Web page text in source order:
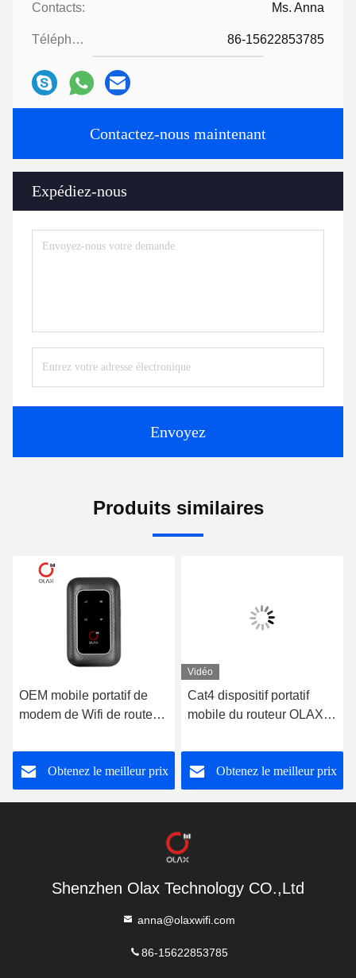
Contacts: Ms. Anna
Téléphone: 86-15622853785
Contactez-nous maintenant
Expédiez-nous
Envoyez
Produits similaires
OEM mobile portatif de
modem de Wifi de routeur
WD680 4g Lte
Obtenez le meilleur prix
Vidéo
Cat4 dispositif portatif
mobile du routeur OLAX
Wifi
Obtenez le meilleur prix
Shenzhen Olax Technology CO.,Ltd
anna@olaxwifi.com
86-15622853785